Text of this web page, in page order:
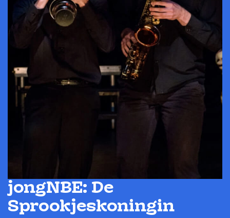
jongNBE: De
Sprookjeskoningin